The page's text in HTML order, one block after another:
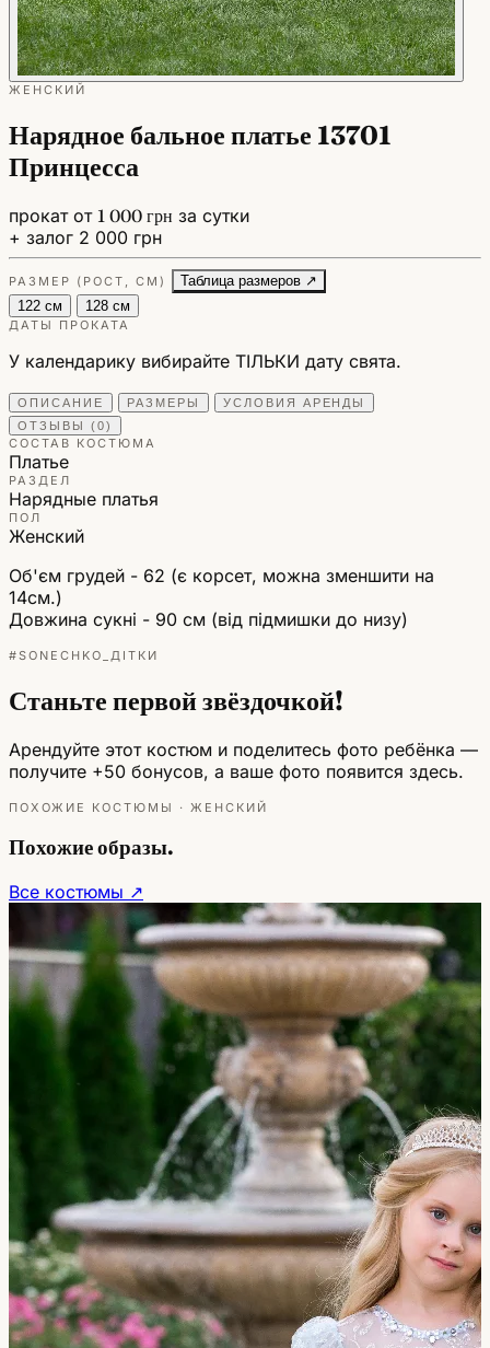
ЖЕНСКИЙ
Нарядное бальное платье 13701
Принцесса
прокат от 1 000 грн за сутки
+ залог 2 000 грн
РАЗМЕР (РОСТ, СМ)
Таблица размеров ↗
122 см
128 см
ДАТЫ ПРОКАТА
У календарику вибирайте ТІЛЬКИ дату свята.
ОПИСАНИЕ РАЗМЕРЫ
УСЛОВИЯ АРЕНДЫ
ОТЗЫВЫ (0)
СОСТАВ КОСТЮМА
Платье
РАЗДЕЛ
Нарядные платья
ПОЛ
Женский
Об'єм грудей - 62 (є корсет, можна зменшити на
14см.)
Довжина сукні - 90 см (від підмишки до низу)
#SONECHKO_ДІТКИ
Станьте первой звёздочкой!
Арендуйте этот костюм и поделитесь фото ребёнка —
получите +50 бонусов, а ваше фото появится здесь.
ПОХОЖИЕ КОСТЮМЫ · ЖЕНСКИЙ
Похожие образы.
Все костюмы ↗